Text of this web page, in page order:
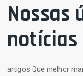
Nossas
artigos Que melhor